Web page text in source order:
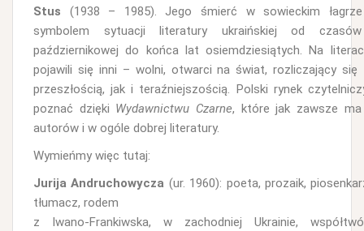
Stus (1938 – 1985). Jego śmierć w sowieckim
symbolem sytuacji literatury ukraińskiej od
październikowej do końca lat osiemdziesiątych. Na
pojawili się inni – wolni, otwarci na świat, rozliczający się
przeszłością, jak i teraźniejszością. Polski rynek
poznać dzięki Wydawnictwu Czarne, które jak zawsze ma
autorów i w ogóle dobrej literatury.
Wymieńmy więc tutaj:
Jurija Andruchowycza (ur. 1960): poeta, prozaik,
tłumacz, rodem
z Iwano-Frankiwska, w zachodniej Ukrainie,